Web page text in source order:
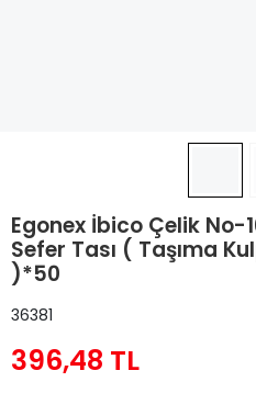
Egonex İbico Çelik
Sefer Tası ( Taşıma
)*50
36381
396,48 TL